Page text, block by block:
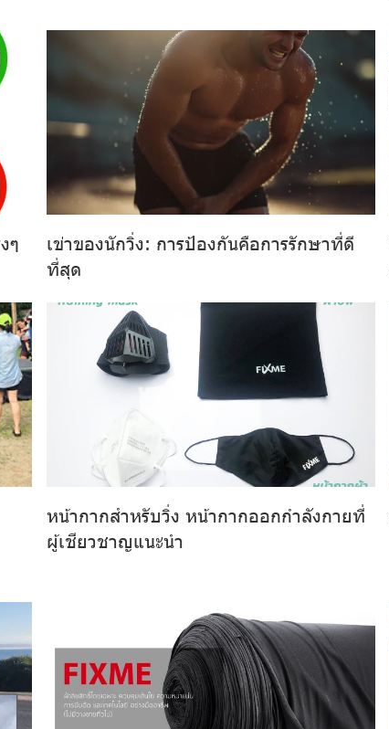
ๆ
เข่าของนักวิ่ง: การป้องกันคือการรักษาที่ดี
ที่สุด
หน้ากากสำหรับวิ่ง หน้ากากออกกำลังกายที่
ผู้เชียวชาญแนะนำ